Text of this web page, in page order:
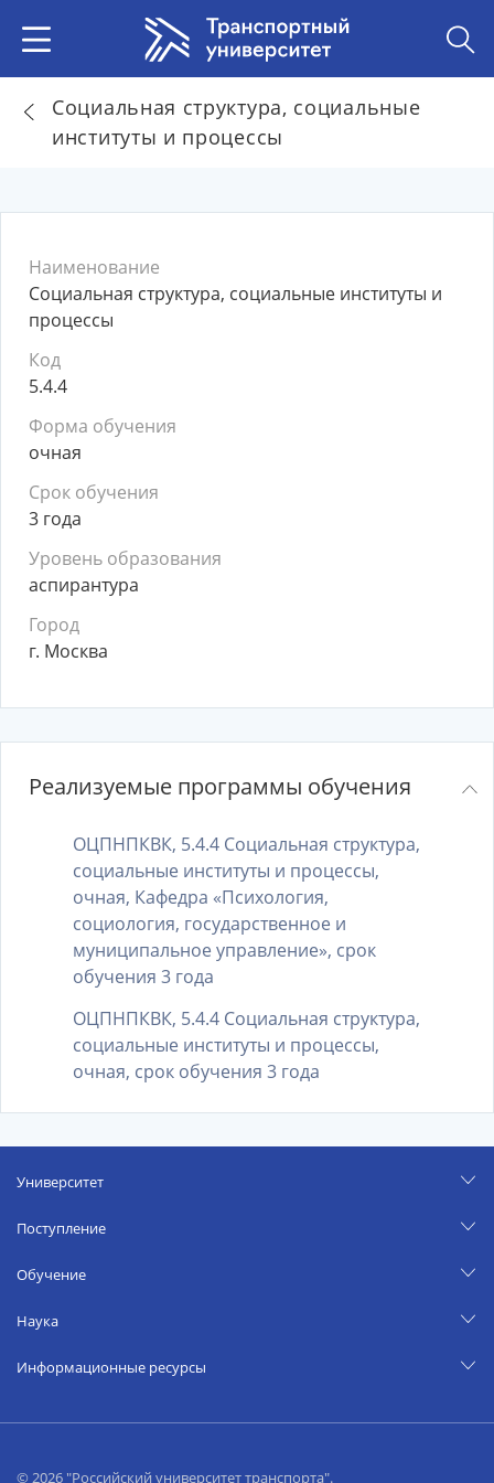
Социальная структура, социальные
институты и процессы
Наименование
Социальная структура, социальные институты и
процессы
Код
5.4.4
Форма обучения
очная
Срок обучения
3 года
Уровень образования
аспирантура
Город
г. Москва
Реализуемые программы обучения
ОЦПНПКВК, 5.4.4 Социальная структура,
социальные институты и процессы,
очная, Кафедра «Психология,
социология, государственное и
муниципальное управление», срок
обучения 3 года
ОЦПНПКВК, 5.4.4 Социальная структура,
социальные институты и процессы,
очная, срок обучения 3 года
Университет
Поступление
Обучение
Наука
Информационные ресурсы
© 2026 "Российский университет транспорта".